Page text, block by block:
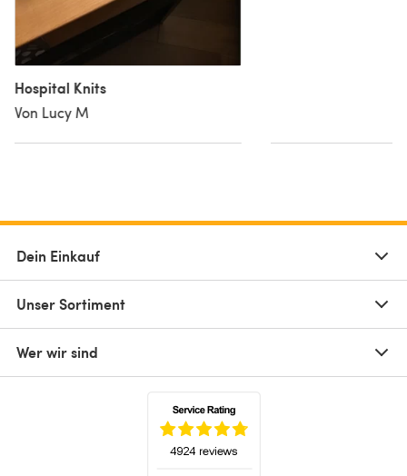
Hospital Knits
Von Lucy M
Dein Einkauf
Unser Sortiment
Wer wir sind